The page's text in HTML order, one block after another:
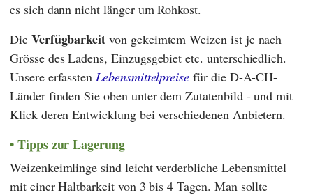
es sich dann nicht länger um Rohkost.
Die Verfügbarkeitvon gekeimtem Weizen ist je nach
Grösse des Ladens, Einzugsgebiet etc. unterschiedlich.
Unsere erfasstenLebensmittelpreise für die D-A-CH-
Länder finden Sie oben unter dem Zutatenbild - und mit
Klick deren Entwicklung bei verschiedenen Anbietern.
Tipps zur Lagerung
Weizenkeimlinge sind leicht verderbliche Lebensmittel
mit einer Haltbarkeit von 3 bis 4 Tagen. Man sollte